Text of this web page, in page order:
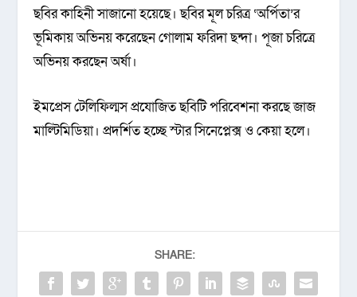
ছবির কাহিনী সাজানো হয়েছে। ছবির মূল চরিত্র ‘অর্পিতা’র
ভূমিকায় অভিনয় করেছেন গোলাম ফরিদা ছন্দা। পূজা চরিত্রে
অভিনয় করছেন অর্ষা।
ইমপ্রেস টেলিফিল্মস প্রযোজিত ছবিটি পরিবেশনা করছে জাজ
মাল্টিমিডিয়া। প্রদর্শিত হচ্ছে স্টার সিনেপ্লেক্স ও কেয়া হলে।
SHARE: